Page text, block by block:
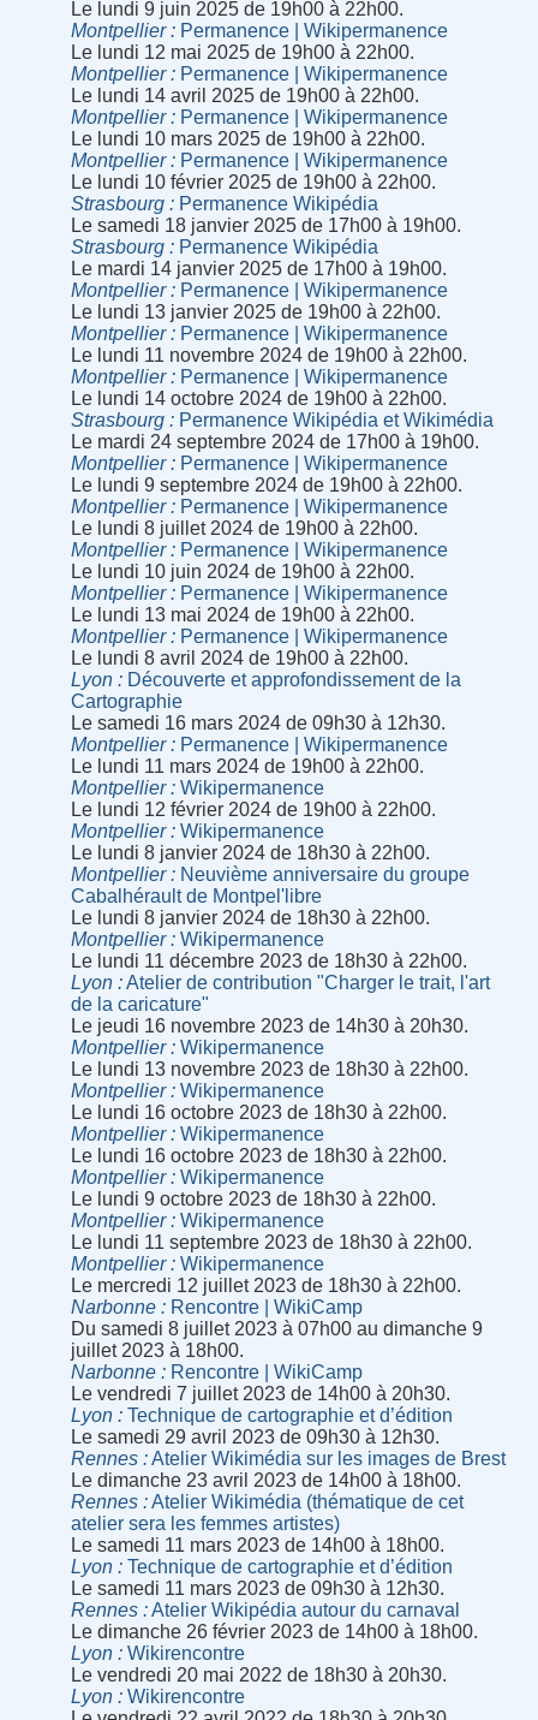
Le lundi 9 juin 2025 de 19h00 à 22h00.
Montpellier
Permanence | Wikipermanence
Le lundi 12 mai 2025 de 19h00 à 22h00.
Montpellier
Permanence | Wikipermanence
Le lundi 14 avril 2025 de 19h00 à 22h00.
Montpellier
Permanence | Wikipermanence
Le lundi 10 mars 2025 de 19h00 à 22h00.
Montpellier
Permanence | Wikipermanence
Le lundi 10 février 2025 de 19h00 à 22h00.
Strasbourg
Permanence Wikipédia
Le samedi 18 janvier 2025 de 17h00 à 19h00.
Strasbourg
Permanence Wikipédia
Le mardi 14 janvier 2025 de 17h00 à 19h00.
Montpellier
Permanence | Wikipermanence
Le lundi 13 janvier 2025 de 19h00 à 22h00.
Montpellier
Permanence | Wikipermanence
Le lundi 11 novembre 2024 de 19h00 à 22h00.
Montpellier
Permanence | Wikipermanence
Le lundi 14 octobre 2024 de 19h00 à 22h00.
Strasbourg
Permanence Wikipédia et Wikimédia
Le mardi 24 septembre 2024 de 17h00 à 19h00.
Montpellier
Permanence | Wikipermanence
Le lundi 9 septembre 2024 de 19h00 à 22h00.
Montpellier
Permanence | Wikipermanence
Le lundi 8 juillet 2024 de 19h00 à 22h00.
Montpellier
Permanence | Wikipermanence
Le lundi 10 juin 2024 de 19h00 à 22h00.
Montpellier
Permanence | Wikipermanence
Le lundi 13 mai 2024 de 19h00 à 22h00.
Montpellier
Permanence | Wikipermanence
Le lundi 8 avril 2024 de 19h00 à 22h00.
Lyon
Découverte et approfondissement de la
Cartographie
Le samedi 16 mars 2024 de 09h30 à 12h30.
Montpellier
Permanence | Wikipermanence
Le lundi 11 mars 2024 de 19h00 à 22h00.
Montpellier
Wikipermanence
Le lundi 12 février 2024 de 19h00 à 22h00.
Montpellier
Wikipermanence
Le lundi 8 janvier 2024 de 18h30 à 22h00.
Montpellier
Neuvième anniversaire du groupe
Cabalhérault de Montpel'libre
Le lundi 8 janvier 2024 de 18h30 à 22h00.
Montpellier
Wikipermanence
Le lundi 11 décembre 2023 de 18h30 à 22h00.
Lyon
Atelier de contribution "Charger le trait, l'art
de la caricature"
Le jeudi 16 novembre 2023 de 14h30 à 20h30.
Montpellier
Wikipermanence
Le lundi 13 novembre 2023 de 18h30 à 22h00.
Montpellier
Wikipermanence
Le lundi 16 octobre 2023 de 18h30 à 22h00.
Montpellier
Wikipermanence
Le lundi 16 octobre 2023 de 18h30 à 22h00.
Montpellier
Wikipermanence
Le lundi 9 octobre 2023 de 18h30 à 22h00.
Montpellier
Wikipermanence
Le lundi 11 septembre 2023 de 18h30 à 22h00.
Montpellier
Wikipermanence
Le mercredi 12 juillet 2023 de 18h30 à 22h00.
Narbonne
Rencontre | WikiCamp
Du samedi 8 juillet 2023 à 07h00 au dimanche 9
juillet 2023 à 18h00.
Narbonne
Rencontre | WikiCamp
Le vendredi 7 juillet 2023 de 14h00 à 20h30.
Lyon
Technique de cartographie et d’édition
Le samedi 29 avril 2023 de 09h30 à 12h30.
Rennes
Atelier Wikimédia sur les images de Brest
Le dimanche 23 avril 2023 de 14h00 à 18h00.
Rennes
Atelier Wikimédia (thématique de cet
atelier sera les femmes artistes)
Le samedi 11 mars 2023 de 14h00 à 18h00.
Lyon
Technique de cartographie et d’édition
Le samedi 11 mars 2023 de 09h30 à 12h30.
Rennes
Atelier Wikipédia autour du carnaval
Le dimanche 26 février 2023 de 14h00 à 18h00.
Lyon
Wikirencontre
Le vendredi 20 mai 2022 de 18h30 à 20h30.
Lyon
Wikirencontre